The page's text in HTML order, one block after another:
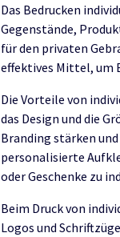
Das Bedrucken
Gegenstände,
für den privaten
effektives Mittel, um
Die Vorteile von
das Design und die
Branding stärken
personalisierte
oder Geschenke zu
Beim Druck von
Logos und